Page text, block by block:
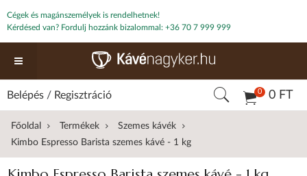
Cégek és magánszemélyek is rendelhetnek!
Kérdésed van? Fordulj hozzánk bizalommal: +36 70 7 999 999
0 0 FT
Belépés / Regisztráció
Főoldal Termékek
Szemes kávék
Kimbo Espresso Barista szemes kávé - 1 kg